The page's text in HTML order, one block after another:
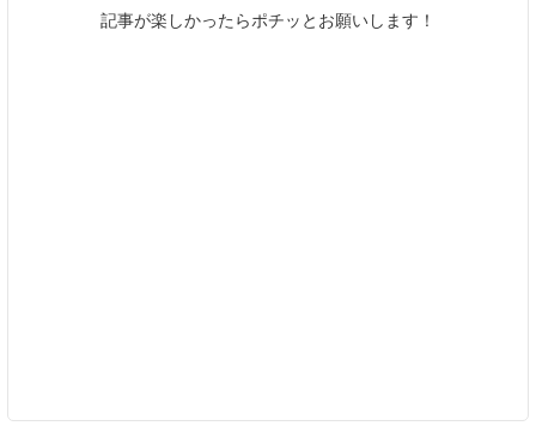
記事が楽しかったらポチッとお願いします！